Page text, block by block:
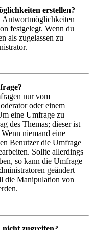
erstellen?
Antwortmöglichkeiten
festgelegt. Wenn du
als zugelassen zu
nur vom
oder einem
eine Umfrage zu
des Themas; dieser ist
niemand eine
Benutzer die Umfrage
Sollte allerdings
so kann die Umfrage
geändert
die Manipulation von